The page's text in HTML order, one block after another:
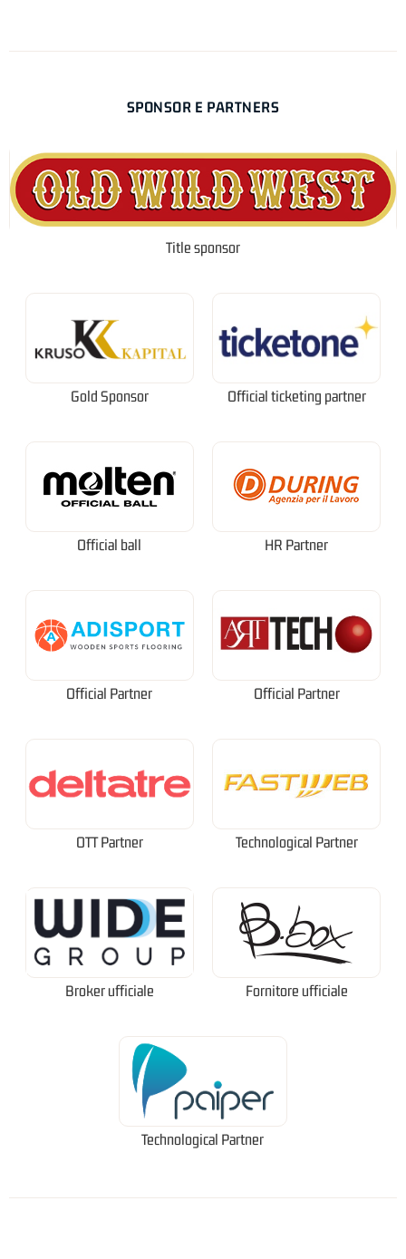
SPONSOR E PARTNERS
Title sponsor
Gold Sponsor Official ticketing partner
Official ball HR Partner
Official Partner Official Partner
OTT Partner Technological Partner
Broker ufficiale Fornitore ufficiale
Technological Partner